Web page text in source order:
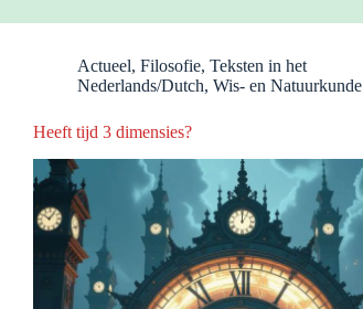
Actueel, Filosofie, Teksten in het
Nederlands/Dutch, Wis- en Natuurkunde
Heeft tijd 3 dimensies?